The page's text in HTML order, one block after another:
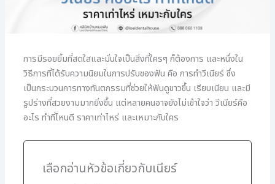
การมีรอยยิ้มที่สดใสและมั่นใจเป็นสิ่งที่ใครๆ ก็ต้องการ และหนึ่งใน
วิธีการที่ได้รับความนิยมในการปรับของฟัน คือ การทำวีเนียร์ ซึ่ง
เป็นกระบวนการทางทันตกรรมที่ช่วยให้ฟันดูขาวขึ้น เรียบเนียน และมี
รูปร่างที่สวยงามมากยิ่งขึ้น แต่หลายคนอาจยังไม่เข้าใจว่า วีเนียร์คือ
อะไร ทำที่ไหนดี ราคาเท่าไหร่ และเหมาะกับใคร
เลือกอ่านหัวข้อเกี่ยวกับเนียร์